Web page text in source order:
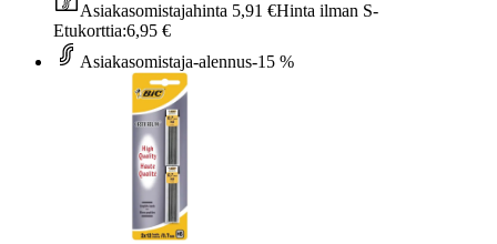
Asiakasomistajahinta 5,91 €Hinta ilman S-
Etukorttia:6,95 €
Asiakasomistaja-alennus-15 %